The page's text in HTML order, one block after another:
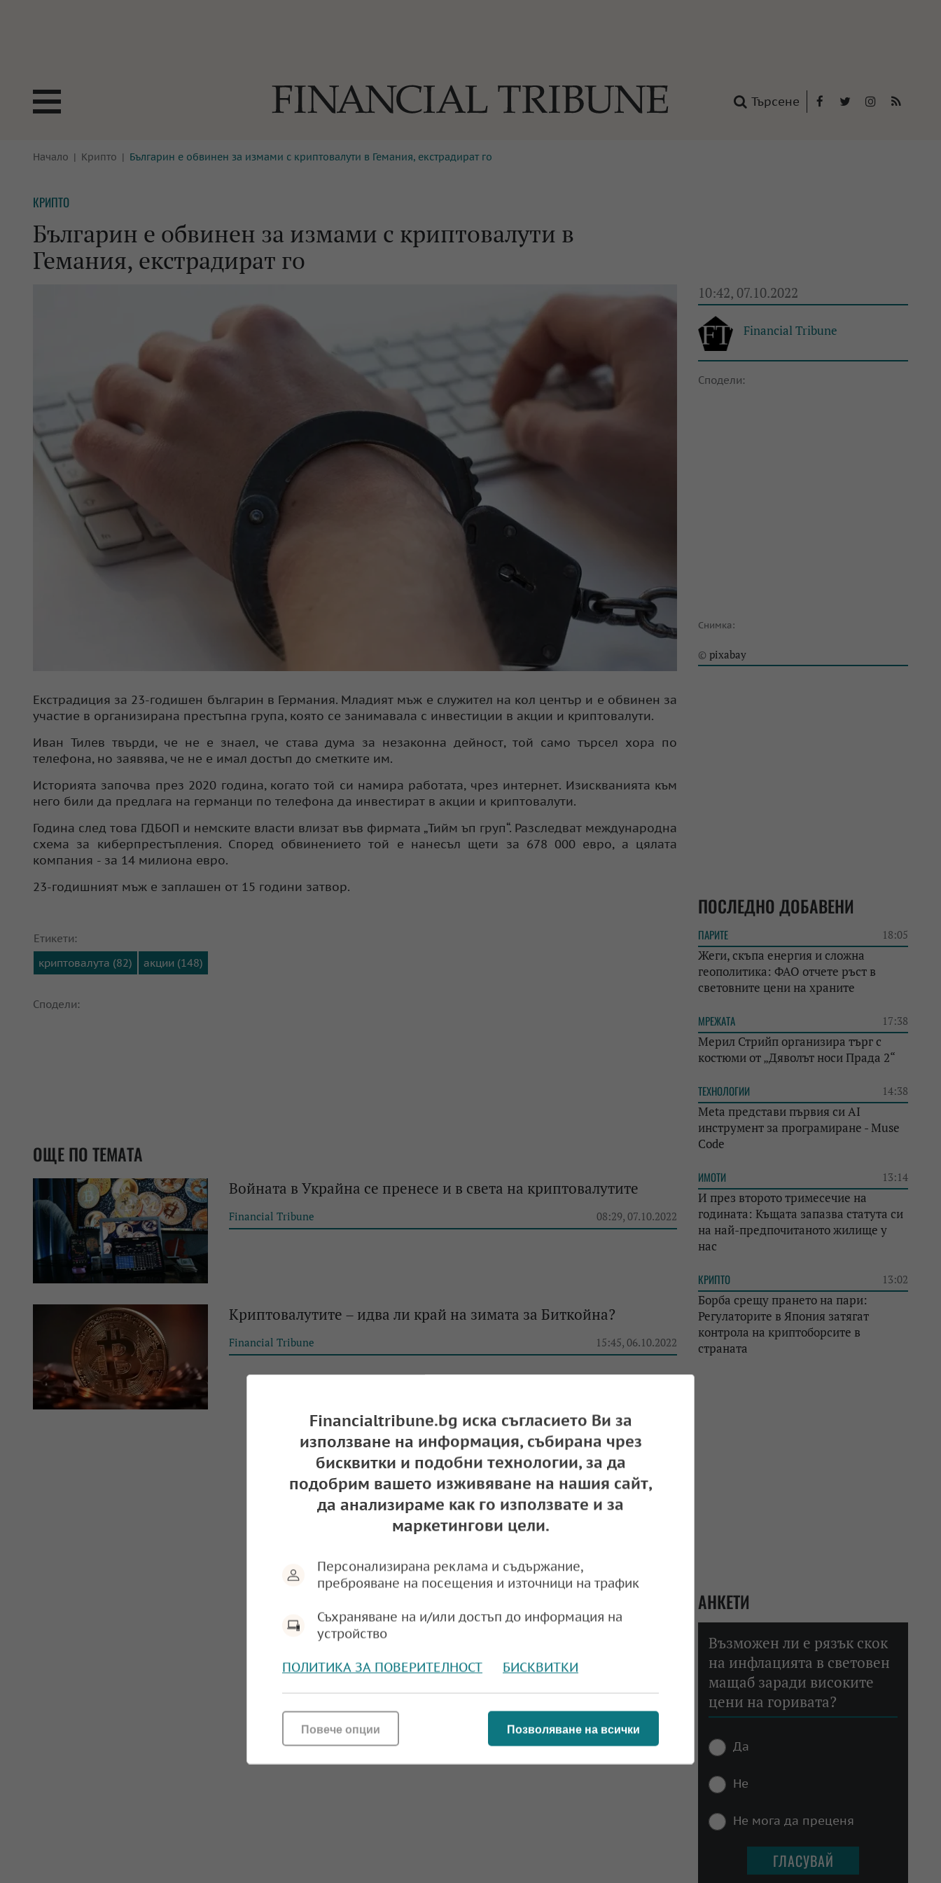
Търсене
БОРСИ
КРИПТО
БАНКИ
ПАРИТЕ
ЗАСТРАХОВАНЕ
ТЕХНОЛОГИИ
ИМОТИ
МУЛТИМЕДИЯ
Начало Крипто Българин е обвинен за измами с криптовалути в Гемания, екстрадират го
КРИПТО
Българин е обвинен за измами с криптовалути в
Гемания, екстрадират го
10:42, 07.10.2022
Financial Tribune
Сподели:
Снимка:
© pixabay
Екстрадиция за 23-годишен българин в Германия. Младият мъж е служител на кол център и е обвинен за
участие в организирана престъпна група, която се занимавала с инвестиции в акции и криптовалути.
Иван Тилев твърди, че не е знаел, че става дума за незаконна дейност, той само търсел хора по
телефона, но заявява, че не е имал достъп до сметките им.
Историята започва през 2020 година, когато той си намира работата, чрез интернет. Изискванията към
него били да предлага на германци по телефона да инвестират в акции и криптовалути.
Година след това ГДБОП и немските власти влизат във фирмата „Тийм ъп груп“. Разследват международна
схема за киберпрестъпления. Според обвинението той е нанесъл щети за 678 000 евро, а цялата
компания - за 14 милиона евро.
23-годишният мъж е заплашен от 15 години затвор.
Етикети:
криптовалута (82)
акции (148)
Сподели:
ОЩЕ ПО ТЕМАТА
Войната в Украйна се пренесе и в света на криптовалутите
Financial Tribune 08:29, 07.10.2022
Криптовалутите – идва ли край на зимата за Биткойна?
Financial Tribune 15:45, 06.10.2022
ПОСЛЕДНО ДОБАВЕНИ
ПАРИТЕ 18:05
Жеги, скъпа енергия и сложна
геополитика: ФАО отчете ръст в
световните цени на храните
МРЕЖАТА 17:38
Мерил Стрийп организира търг с
костюми от „Дяволът носи Прада 2“
ТЕХНОЛОГИИ 14:38
Meta представи първия си AI
инструмент за програмиране - Muse
Code
ИМОТИ 13:14
И през второто тримесечие на
годината: Къщата запазва статута си
на най-предпочитаното жилище у
нас
КРИПТО 13:02
Борба срещу прането на пари:
Регулаторите в Япония затягат
контрола на криптоборсите в
страната
АНКЕТИ
Възможен ли е рязък скок
на инфлацията в световен
мащаб заради високите
цени на горивата?
Да
Не
Не мога да преценя
Financialtribune.bg иска съгласието Ви за
използване на информация, събирана чрез
бисквитки и подобни технологии, за да
подобрим вашето изживяване на нашия сайт,
да анализираме как го използвате и за
маркетингови цели.
Персонализирана реклама и съдържание,
преброяване на посещения и източници на трафик
Съхраняване на и/или достъп до информация на
устройство
ПОЛИТИКА ЗА ПОВЕРИТЕЛНОСТ БИСКВИТКИ
Позволяване на всички
Повече опции